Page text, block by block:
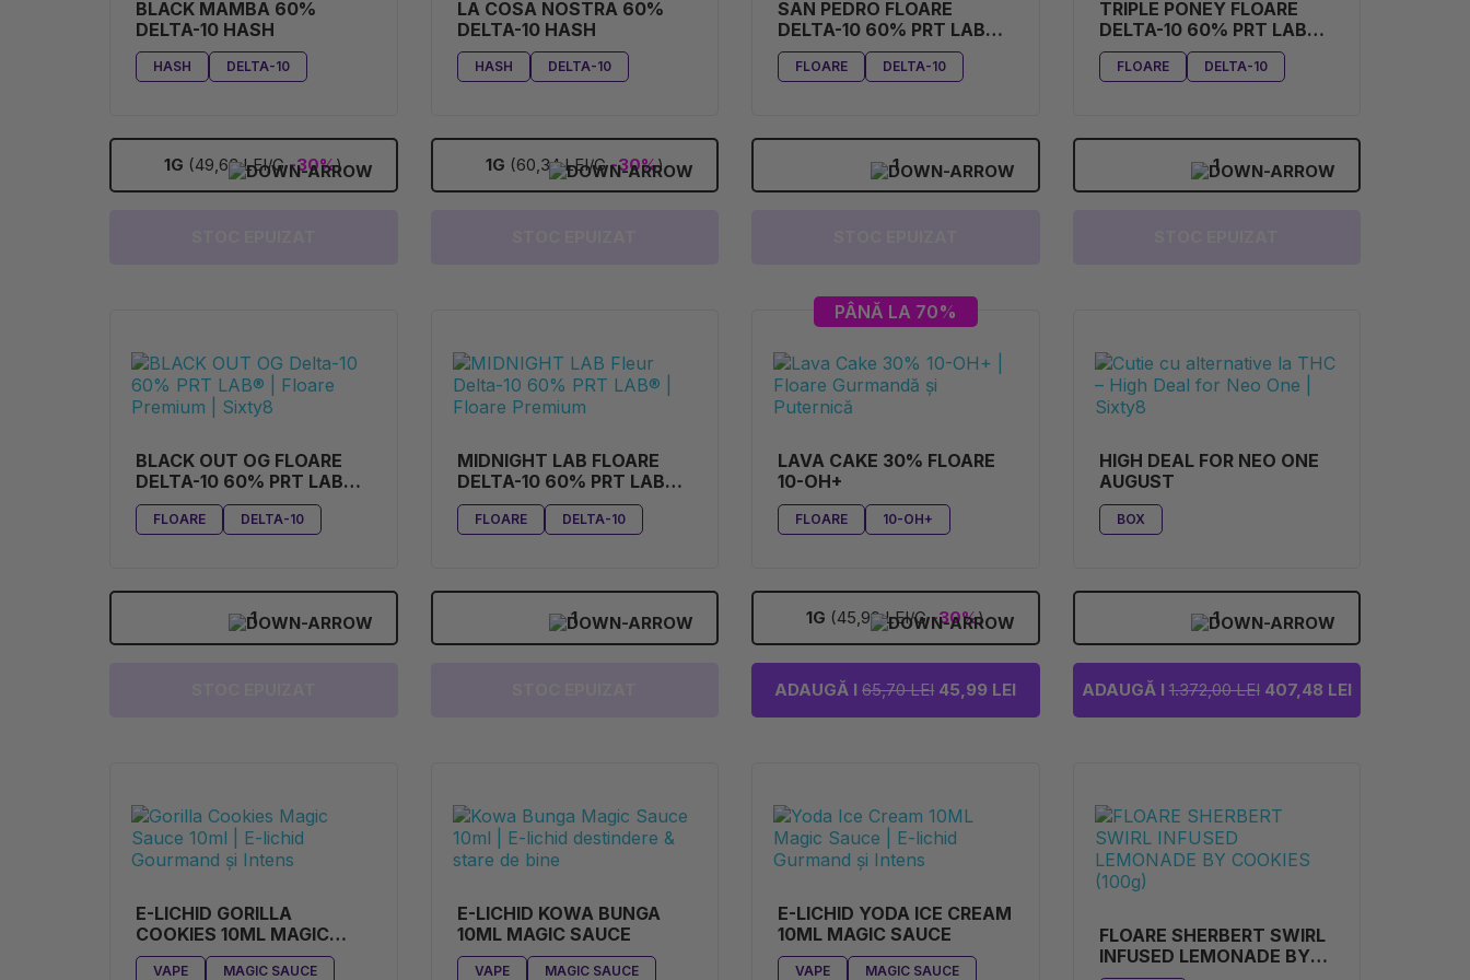
BLACK MAMBA 60%
DELTA-10 HASH
HASH DELTA-10
1G (49,63 LEI/G-30%)
LA COSA NOSTRA 60%
DELTA-10 HASH
HASH DELTA-10
1G (60,34 LEI/G-30%)
SAN PEDRO FLOARE
DELTA-10 60% PRT LAB®
(2.5G)
FLOARE DELTA-10
1
TRIPLE PONEY FLOARE
DELTA-10 60% PRT LAB®
(2.5G)
FLOARE DELTA-10
1
BLACK OUT OG FLOARE
DELTA-10 60% PRT LAB®
(2.5G)
FLOARE DELTA-10
1
MIDNIGHT LAB FLOARE
DELTA-10 60% PRT LAB®
(2.5G)
FLOARE DELTA-10
1
PÂNĂ LA 70%
LAVA CAKE 30% FLOARE
10-OH+
FLOARE 10-OH+
1G (45,99 LEI/G-30%)
ADAUGĂ I65,70 LEI 45,99 LEI
HIGH DEAL FOR NEO ONE
AUGUST
BOX
1
ADAUGĂ I 1.372,00 LEI407,48 LEI
E-LICHID GORILLA
COOKIES 10ML MAGIC
SAUCE
VAPE MAGIC SAUCE
E-LICHID KOWA BUNGA
10ML MAGIC SAUCE
VAPE MAGIC SAUCE
E-LICHID YODA ICE CREAM
10ML MAGIC SAUCE
VAPE MAGIC SAUCE
FLOARE SHERBERT SWIRL
INFUSED LEMONADE BY